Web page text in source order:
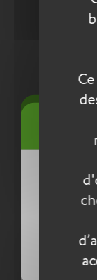
Pour tout
2
Ergonomie :
Légère,
Les
Une
La
Une
Vous